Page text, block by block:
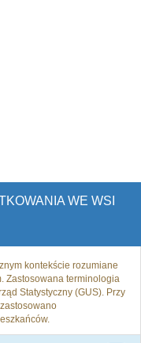
WE WSI
kontekście rozumiane
Zastosowana terminologia
Statystyczny (GUS). Przy